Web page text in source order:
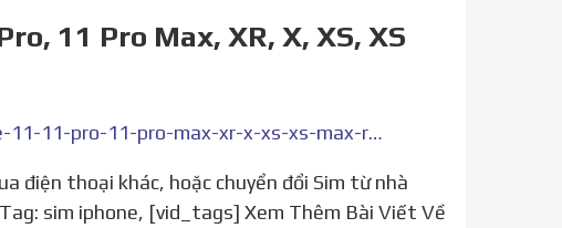
11 Pro Max, XR, X, XS, XS
https://meocongnghe.vn/cach-thao-lap-sim-iphone-11-11-pro-11-pro-max-xr-x-xs-xs-max-remove-or-switch-the-sim
sim iphone, [vid_tags] Xem Thêm Bài Viết Về